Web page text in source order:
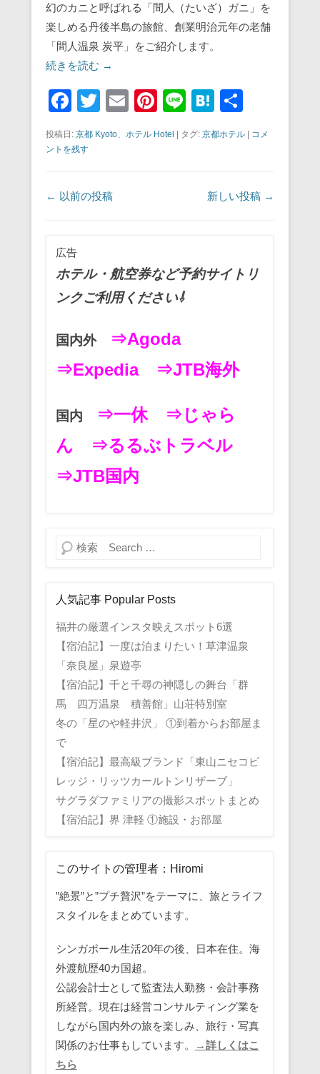
幻のカニと呼ばれる「間人（たいざ）ガニ」を
楽しめる丹後半島の旅館、創業明治元年の老舗
「間人温泉 炭平」をご紹介します。
続きを読む →
F
a
c
b
k
T
tt
E
ail
Pi
er
Li
e
H
e
a
投稿日: 京都 Kyoto、 ホテル Hotel タグ: 京都ホテル
コメ
ントを残す
投稿ナビゲーション
← 以前の投稿 新しい投稿 →
広告
ホテル・航空券など予約サイトリ
ンクご利用ください⇩
国内外
⇒Agoda
⇒Expedia
⇒JTB海外
国内 ⇒一休
⇒じゃら
ん
⇒るるぶトラベル
⇒JTB国内
検索
人気記事 Popular Posts
福井の厳選インスタ映えスポット6選
【宿泊記】一度は泊まりたい！草津温泉
「奈良屋」泉遊亭
【宿泊記】千と千尋の神隠しの舞台「群
馬 四万温泉 積善館」山荘特別室
冬の「星のや軽井沢」 ①到着からお部屋ま
で
【宿泊記】最高級ブランド「東山ニセコビ
レッジ・リッツカールトンリザーブ」
サグラダファミリアの撮影スポットまとめ
【宿泊記】界 津軽 ①施設・お部屋
このサイトの管理者：Hiromi
”絶景”と”プチ贅沢”をテーマに、旅とライフ
スタイルをまとめています。
シンガポール生活20年の後、日本在住。海
外渡航歴40カ国超。
公認会計士として監査法人勤務・会計事務
所経営。現在は経営コンサルティング業を
しながら国内外の旅を楽しみ、旅行・写真
関係のお仕事もしています。
→詳しくはこ
ちら